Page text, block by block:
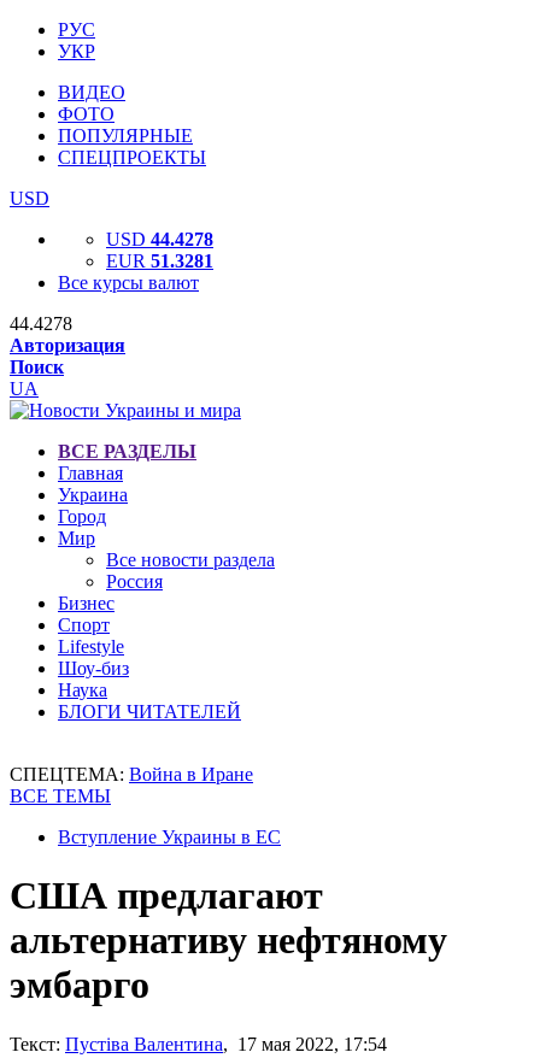
РУС
УКР
ВИДЕО
ФОТО
ПОПУЛЯРНЫЕ
СПЕЦПРОЕКТЫ
USD
USD 44.4278
EUR 51.3281
Все курсы валют
44.4278
Авторизация
Поиск
UA
ВСЕ РАЗДЕЛЫ
Главная
Украина
Город
Мир
Все новости раздела
Россия
Бизнес
Спорт
Lifestyle
Шоу-биз
Наука
БЛОГИ ЧИТАТЕЛЕЙ
СПЕЦТЕМА: Война в Иране
ВСЕ ТЕМЫ
Вступление Украины в ЕС
США предлагают
альтернативу нефтяному
эмбарго
Текст: Пустіва Валентина, 17 мая 2022, 17:54